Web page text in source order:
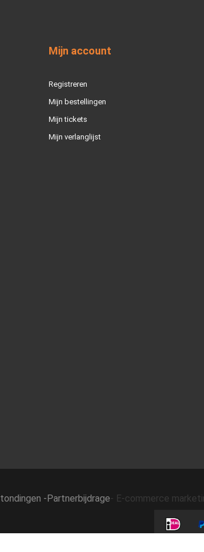
Mijn account
Registreren
Mijn bestellingen
Mijn tickets
Mijn verlanglijst
-Partnerbijdrage- E-commerce